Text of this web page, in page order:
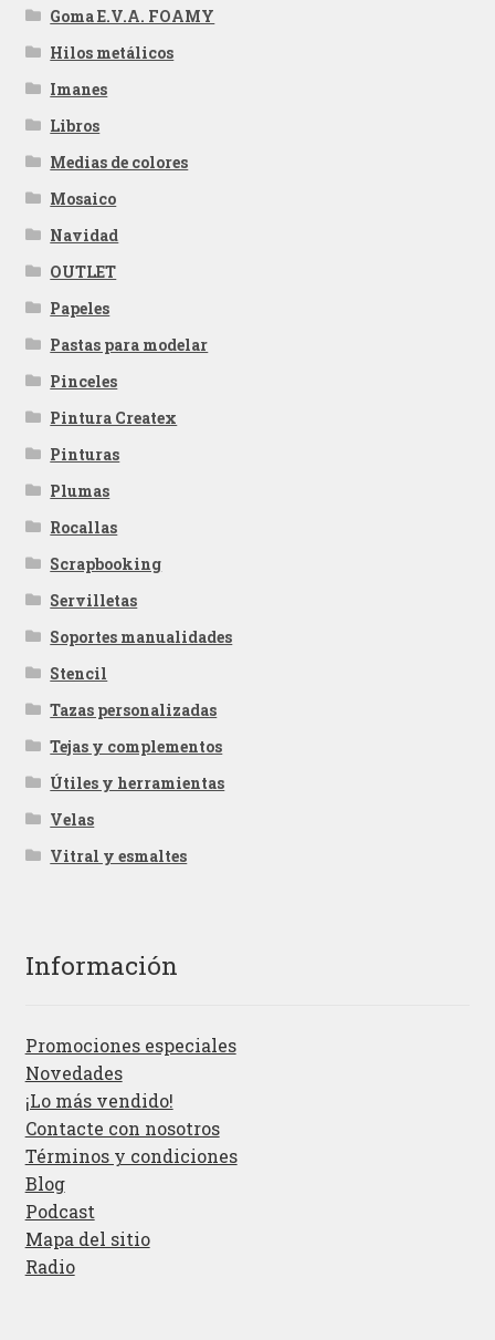
Goma E.V.A. FOAMY
Hilos metálicos
Imanes
Libros
Medias de colores
Mosaico
Navidad
OUTLET
Papeles
Pastas para modelar
Pinceles
Pintura Createx
Pinturas
Plumas
Rocallas
Scrapbooking
Servilletas
Soportes manualidades
Stencil
Tazas personalizadas
Tejas y complementos
Útiles y herramientas
Velas
Vitral y esmaltes
Información
Promociones especiales
Novedades
¡Lo más vendido!
Contacte con nosotros
Términos y condiciones
Blog
Podcast
Mapa del sitio
Radio